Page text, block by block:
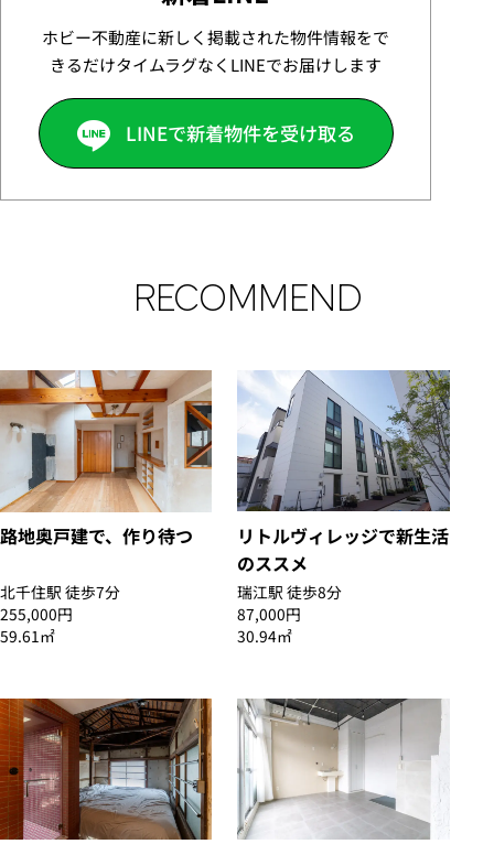
ホビー不動産に新しく掲載された物件情報をで
きるだけタイムラグなくLINEでお届けします
LINEで新着物件を受け取る
RECOMMEND
路地奥戸建で、作り待つ
北千住駅 徒歩7分
255,000円
59.61㎡
リトルヴィレッジで新生活
のススメ
瑞江駅 徒歩8分
87,000円
30.94㎡